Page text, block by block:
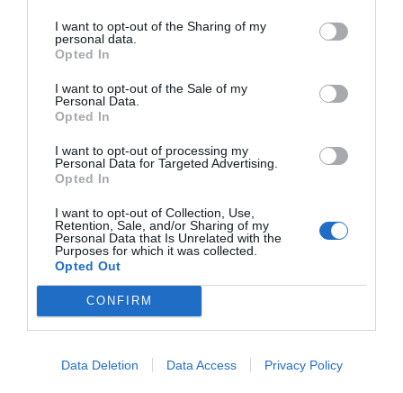
I want to opt-out of the Sharing of my
personal data.
Opted In
I want to opt-out of the Sale of my
Personal Data.
Opted In
I want to opt-out of processing my
Personal Data for Targeted Advertising.
Opted In
I want to opt-out of Collection, Use,
Retention, Sale, and/or Sharing of my
Personal Data that Is Unrelated with the
Purposes for which it was collected.
Opted Out
CONFIRM
Data Deletion Data Access Privacy Policy
Un nuovo Cda per Demeter
con la riconferma del
GIO 5 GIUGNO 2025
Il Gruppo ARGEA
acquisisce WinesU con
l'obiettivo di rafforzare il
posizionamento negli Stati
Uniti
LUN 24 FEBBRAIO 2025
Per il Consorzio di Tutela
Vini Oltrepò Pavese arriva
il nuovo direttore. È